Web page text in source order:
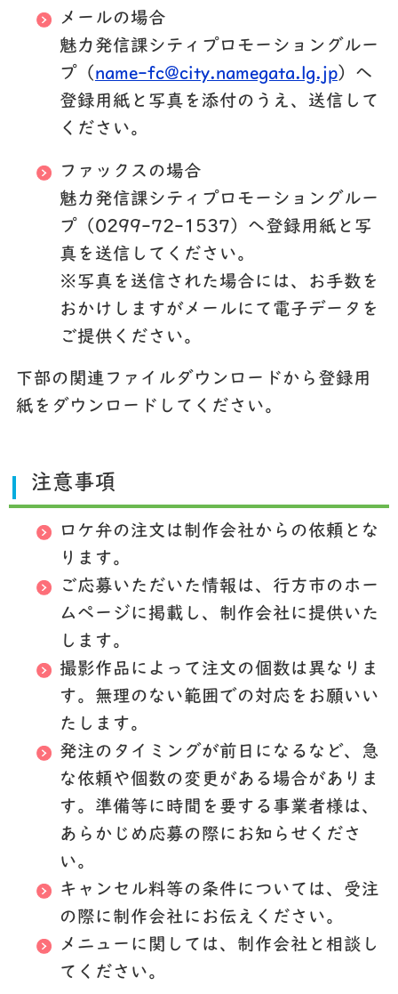
メールの場合
魅力発信課シティプロモーショングルー
プ（ name-fc@city.namegata.lg.jp）へ
登録用紙と写真を添付のうえ、送信して
ください。
ファックスの場合
魅力発信課シティプロモーショングルー
プ（0299-72-1537）へ登録用紙と写
真を送信してください。
※写真を送信された場合には、お手数を
おかけしますがメールにて電子データを
ご提供ください。
下部の関連ファイルダウンロードから登録用
紙をダウンロードしてください。
注意事項
ロケ弁の注文は制作会社からの依頼とな
ります。
ご応募いただいた情報は、行方市のホー
ムページに掲載し、制作会社に提供いた
します。
撮影作品によって注文の個数は異なりま
す。無理のない範囲での対応をお願いい
たします。
発注のタイミングが前日になるなど、急
な依頼や個数の変更がある場合がありま
す。準備等に時間を要する事業者様は、
あらかじめ応募の際にお知らせくださ
い。
キャンセル料等の条件については、受注
の際に制作会社にお伝えください。
メニューに関しては、制作会社と相談し
てください。